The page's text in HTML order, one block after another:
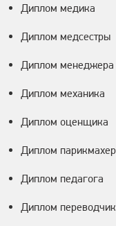
Диплом медика
Диплом медсестры
Диплом менеджера
Диплом механика
Диплом оценщика
Диплом
Диплом педагога
Диплом